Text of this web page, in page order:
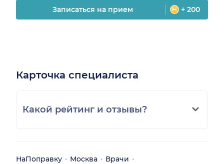
Записаться на прием + 200
Карточка специалиста
Какой рейтинг и отзывы?
НаПоправку Москва
Врачи